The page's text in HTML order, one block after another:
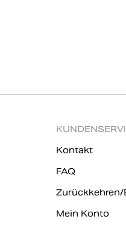
Kontakt
FAQ
Mein Konto